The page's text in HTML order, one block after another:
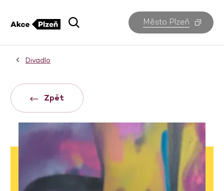
Město Plzeň
Divadlo
Zpět